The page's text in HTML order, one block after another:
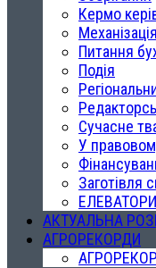
Кермо
Питання
Подія
Сучасне
У
Заготівля
ЕЛЕВАТОРИ
АКТУАЛЬНА
АГРОРЕКОРДИ